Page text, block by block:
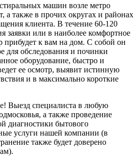
машин возле метро
а также в прочих округах и районах
клиента. В течение 60-120
заявки или в наиболее комфортное
прибудет к вам на дом. С собой он
для обследования и починки
оборудование, быстро и
ее осмотр, выявит истинную
и в максимально короткие
Выезд специалиста в любую
а также проведение
диагностики бытового
услуги нашей компании (в
также будет доверено